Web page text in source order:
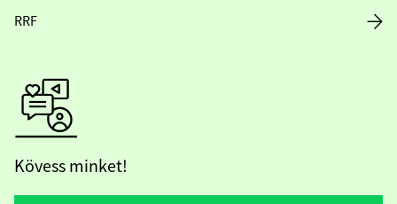
RRF
Kövess minket!